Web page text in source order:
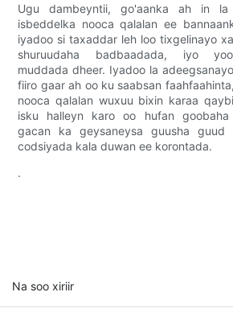
Ugu dambeyntii, go'aanka ah in la
isbeddelka nooca qalalan ee
iyadoo si taxaddar leh loo tixgelinayo
shuruudaha badbaadada, iyo
muddada dheer. Iyadoo la
fiiro gaar ah oo ku saabsan
nooca qalalan wuxuu bixin karaa
isku halleyn karo oo hufan goobaha
gacan ka geysaneysa guusha guud
codsiyada kala duwan ee korontada.
.
Na soo xiriir